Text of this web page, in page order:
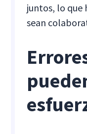
juntos, lo que
sean